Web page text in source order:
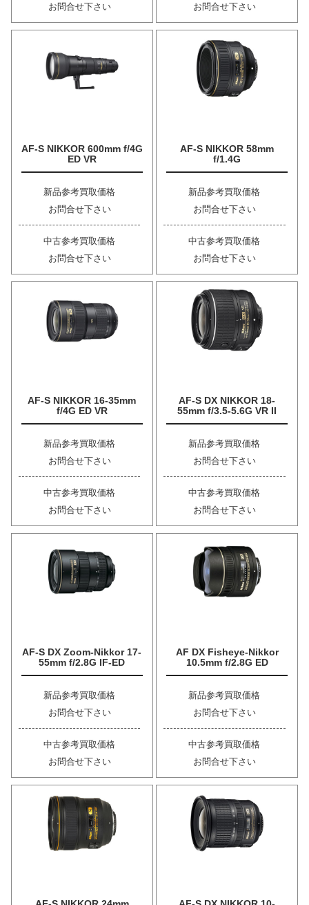
お問合せ下さい
お問合せ下さい
AF-S NIKKOR 600mm f/4G
ED VR
新品参考買取価格
お問合せ下さい
中古参考買取価格
お問合せ下さい
AF-S NIKKOR 58mm
f/1.4G
新品参考買取価格
お問合せ下さい
中古参考買取価格
お問合せ下さい
AF-S NIKKOR 16-35mm
f/4G ED VR
新品参考買取価格
お問合せ下さい
中古参考買取価格
お問合せ下さい
AF-S DX NIKKOR 18-
55mm f/3.5-5.6G VR II
新品参考買取価格
お問合せ下さい
中古参考買取価格
お問合せ下さい
AF-S DX Zoom-Nikkor 17-
55mm f/2.8G IF-ED
新品参考買取価格
お問合せ下さい
中古参考買取価格
お問合せ下さい
AF DX Fisheye-Nikkor
10.5mm f/2.8G ED
新品参考買取価格
お問合せ下さい
中古参考買取価格
お問合せ下さい